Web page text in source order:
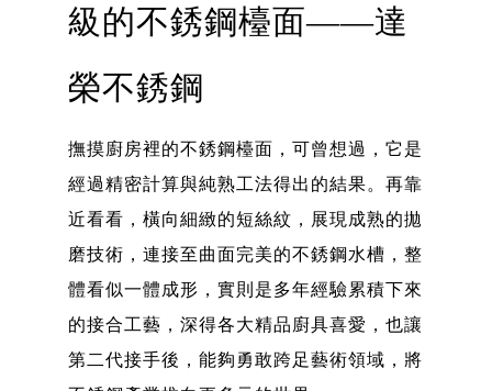
級的不銹鋼檯面——達
榮不銹鋼
撫摸廚房裡的不銹鋼檯面，可曾想過，它是
經過精密計算與純熟工法得出的結果。再靠
近看看，橫向細緻的短絲紋，展現成熟的拋
磨技術，連接至曲面完美的不銹鋼水槽，整
體看似一體成形，實則是多年經驗累積下來
的接合工藝，深得各大精品廚具喜愛，也讓
第二代接手後，能夠勇敢跨足藝術領域，將